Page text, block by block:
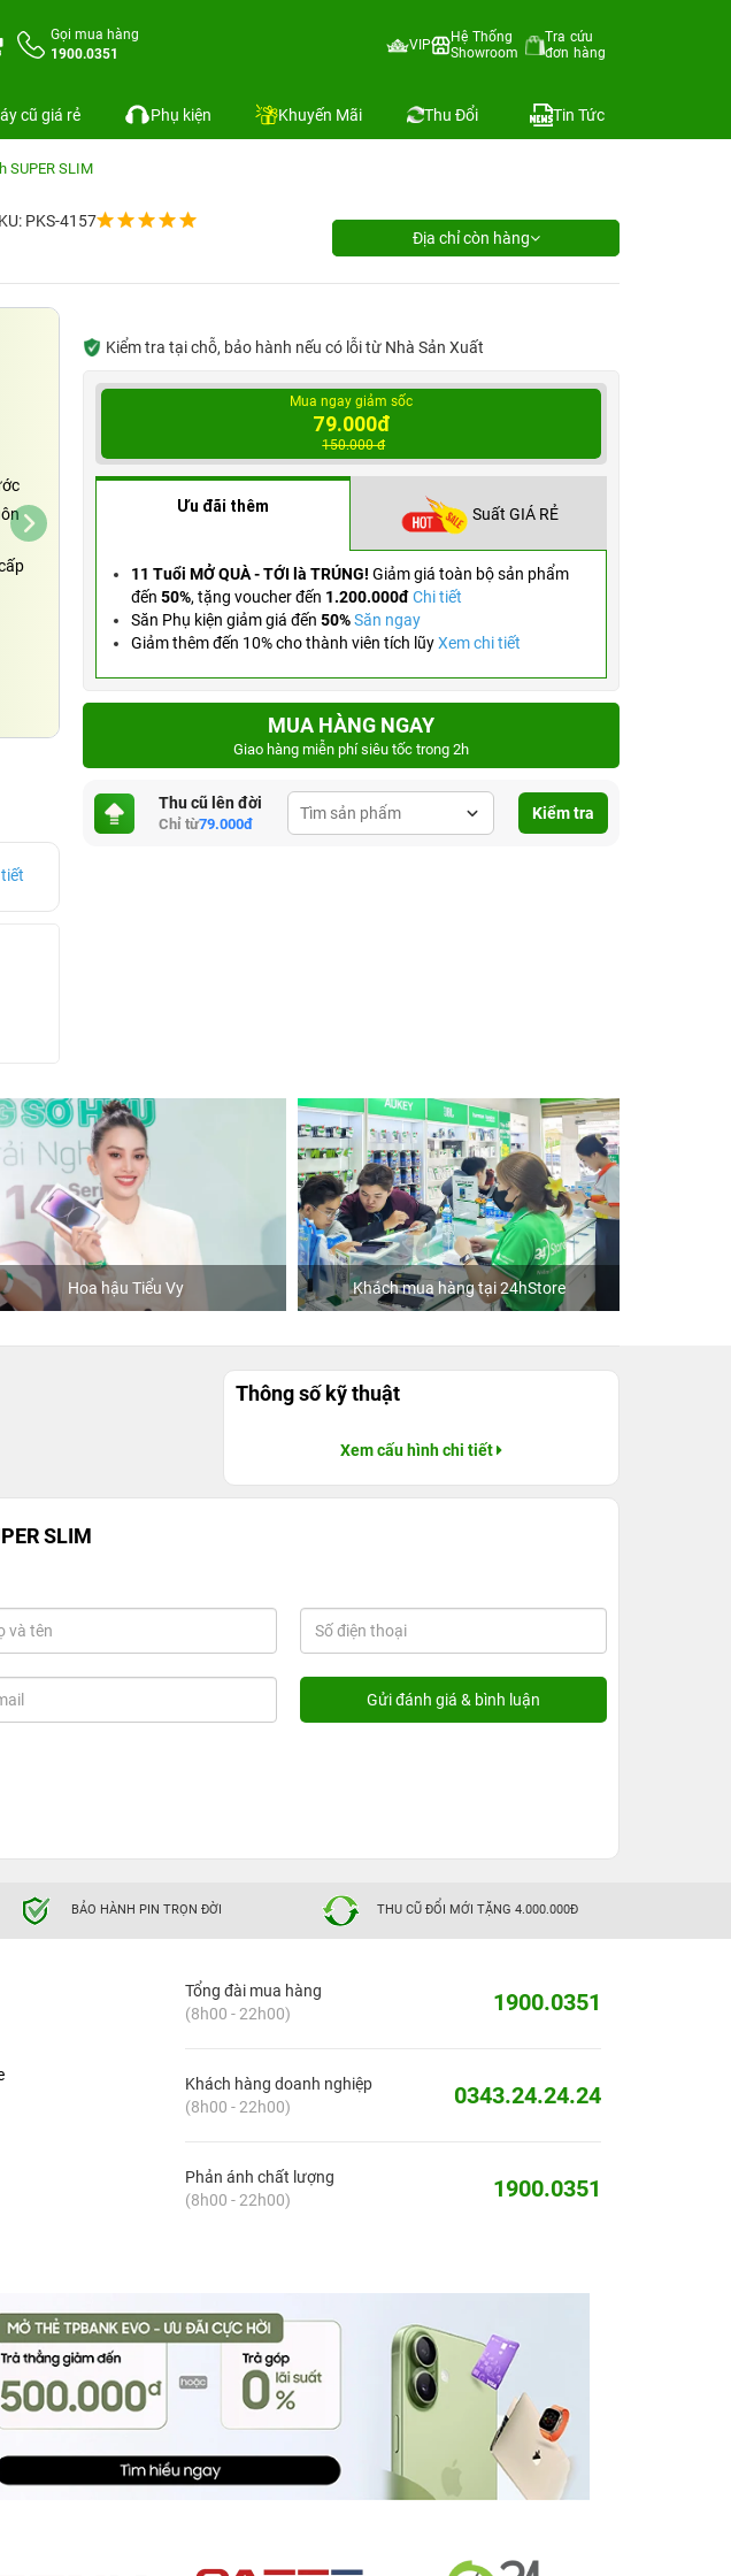
Gọi mua hàng
1900.0351
VIP
Hệ Thống
Showroom
Tra cứu
đơn hàng
cũ giá rẻ Phụ kiện Khuyến Mãi Thu Đổi Tin Tức
SUPER SLIM
PKS-4157
Địa chỉ còn hàng
Kiểm tra tại chỗ, bảo hành nếu có lỗi từ Nhà Sản Xuất
Mua ngay giảm sốc
79.000đ
150.000 đ
Ưu đãi thêm Suất GIÁ RẺ
11 Tuổi MỞ QUÀ - TỚI là TRÚNG! Giảm giá toàn bộ sản phẩm
đến 50%, tặng voucher đến 1.200.000đ Chi tiết
Săn Phụ kiện giảm giá đến 50% Săn ngay
Giảm thêm đến 10% cho thành viên tích lũyXem chi tiết
MUA HÀNG NGAY
Giao hàng miễn phí siêu tốc trong 2h
Thu cũ lên đời
Chỉ từ79.000đ
Kiểm tra
Hoa hậu Tiểu Vy Khách mua hàng tại 24hStore
Thông số kỹ thuật
Xem cấu hình chi tiết
SLIM
BẢO HÀNH PIN TRỌN ĐỜI THU CŨ ĐỔI MỚI TẶNG 4.000.000Đ
Tổng đài mua hàng
(8h00 - 22h00)
1900.0351
Khách hàng doanh nghiệp
(8h00 - 22h00)
0343.24.24.24
Phản ánh chất lượng
(8h00 - 22h00)
1900.0351